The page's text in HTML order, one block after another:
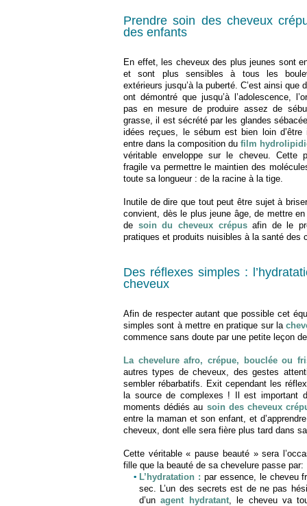
Prendre soin des cheveux
des enfants
En effet, les cheveux des plus jeunes sont
et sont plus sensibles à tous les
extérieurs jusqu’à la puberté. C’est ainsi
ont démontré que jusqu’à l’adolescence,
pas en mesure de produire assez de
grasse, il est sécrété par les glandes
idées reçues, le sébum est bien loin
entre dans la composition du film
véritable enveloppe sur le cheveu. Cette
fragile va permettre le maintien des
toute sa longueur : de la racine à la tige.
Inutile de dire que tout peut être sujet à
convient, dès le plus jeune âge, de mettre
de soin du cheveux crépusafin de le
pratiques et produits nuisibles à la santé des
Des réflexes simples :
cheveux
Afin de respecter autant que possible cet
simples sont à mettre en pratique sur la
commence sans doute par une petite leçon
La chevelure afro, crépue, bouclée ou
autres types de cheveux, des gestes
sembler rébarbatifs. Exit cependant les
la source de complexes ! Il est important
moments dédiés au soin des cheveux
entre la maman et son enfant, et
cheveux, dont elle sera fière plus tard dans
Cette véritable « pause beauté » sera
fille que la beauté de sa chevelure passe par:
L’hydratation : par essence, le cheveu
sec. L’un des secrets est de ne pas
d’unagent hydratant, le cheveu va